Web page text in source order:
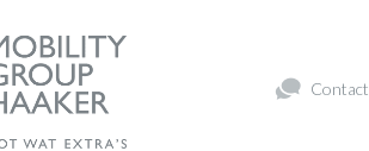
Contact